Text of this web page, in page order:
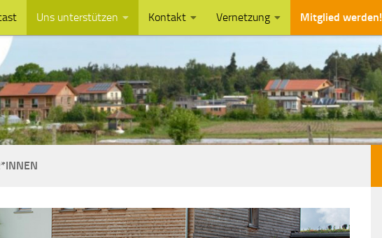
Uns unterstützen Kontakt Vernetzung Mitglied werden!